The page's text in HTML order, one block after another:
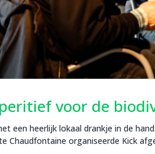
voor de
een heerlijk lokaal drankje in de
Chaudfontaine organiseerde Kick